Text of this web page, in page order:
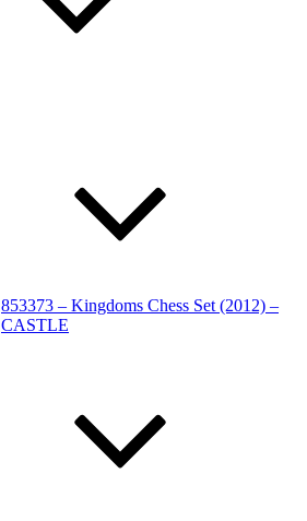
853373 – Kingdoms Chess Set (2012) –
CASTLE